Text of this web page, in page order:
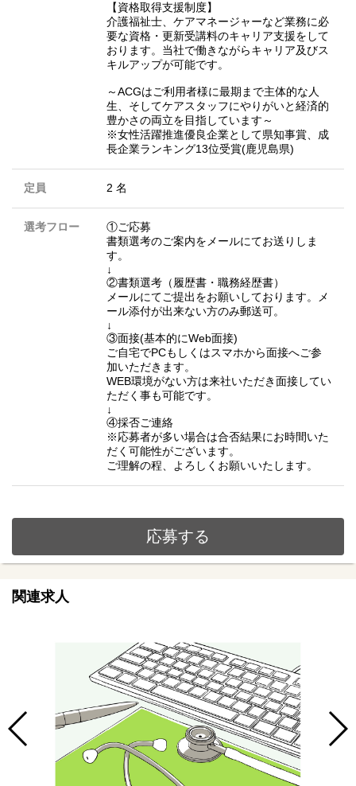
【資格取得支援制度】
介護福祉士、ケアマネージャーなど業務に必
要な資格・更新受講料のキャリア支援をして
おります。当社で働きながらキャリア及びス
キルアップが可能です。
～ACGはご利用者様に最期まで主体的な人
生、そしてケアスタッフにやりがいと経済的
豊かさの両立を目指しています～
※女性活躍推進優良企業として県知事賞、成
長企業ランキング13位受賞(鹿児島県)
定員 2 名
選考フロー
①ご応募
書類選考のご案内をメールにてお送りしま
す。
↓
②書類選考（履歴書・職務経歴書）
メールにてご提出をお願いしております。メ
ール添付が出来ない方のみ郵送可。
↓
③面接(基本的にWeb面接)
ご自宅でPCもしくはスマホから面接へご参
加いただきます。
WEB環境がない方は来社いただき面接してい
ただく事も可能です。
↓
④採否ご連絡
※応募者が多い場合は合否結果にお時間いた
だく可能性がございます。
ご理解の程、よろしくお願いいたします。
応募する
関連求人